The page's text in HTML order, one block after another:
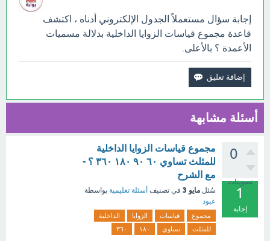
إجابة سؤال مستعملاً الجدول الإلكتروني أدناه ، اكتشف
قاعدة مجموع قياسات الزوايا الداخلية بدلالة مسميات
الأعمدة ؟ بالأعلى.
أسئلة مشابهة
0
تصويتات
1
إجابة
مجموع قياسات الزوايا الداخلية
للمثلث تساوي ٦٠ ٩٠ ١٨٠ ٣٦٠ ؟ -
مع الشرح
سُئل مايو 3 في تصنيف أسئلة تعليمية بواسطة
عبود
مجموع قياسات الزوايا
الداخلية
للمثلث
تساوي ١٨٠ ٣٦٠